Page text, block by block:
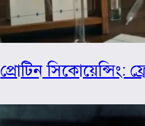
প্রোটিন সিকোয়েন্সিং: